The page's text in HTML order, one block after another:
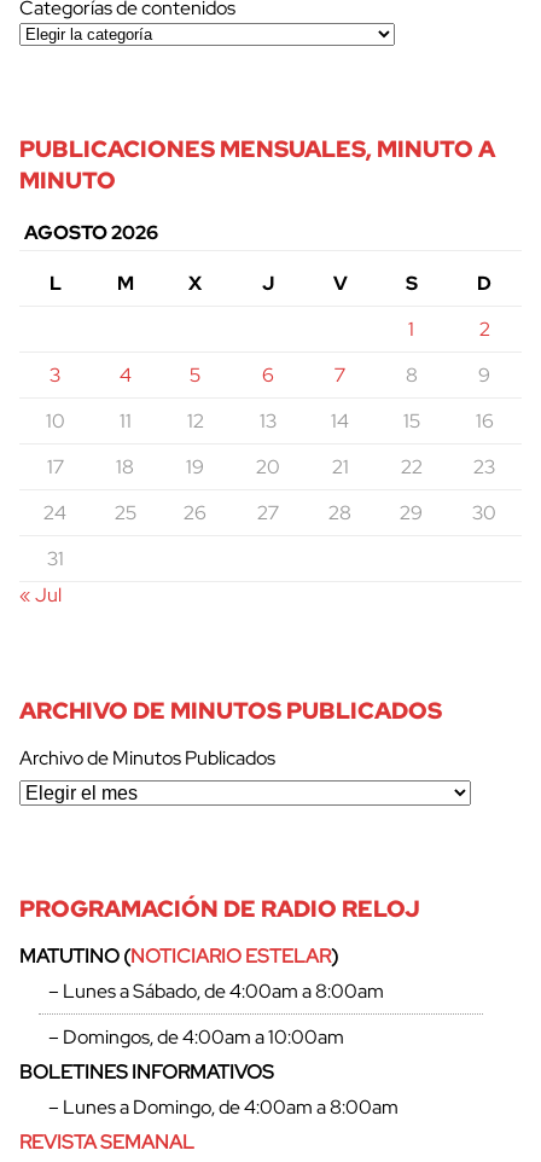
Categorías de contenidos
PUBLICACIONES MENSUALES, MINUTO A
MINUTO
AGOSTO 2026
L
M X J V S
D
1
2
3
4 5 6 7 8
9
10
11 12 13 14 15
16
17
18 19 20 21 22
23
24
25 26 27 28 29
30
31
« Jul
ARCHIVO DE MINUTOS PUBLICADOS
Archivo de Minutos Publicados
PROGRAMACIÓN DE RADIO RELOJ
MATUTINO (NOTICIARIO ESTELAR)
– Lunes a Sábado, de 4:00am a 8:00am
– Domingos, de 4:00am a 10:00am
BOLETINES INFORMATIVOS
– Lunes a Domingo, de 4:00am a 8:00am
REVISTA SEMANAL